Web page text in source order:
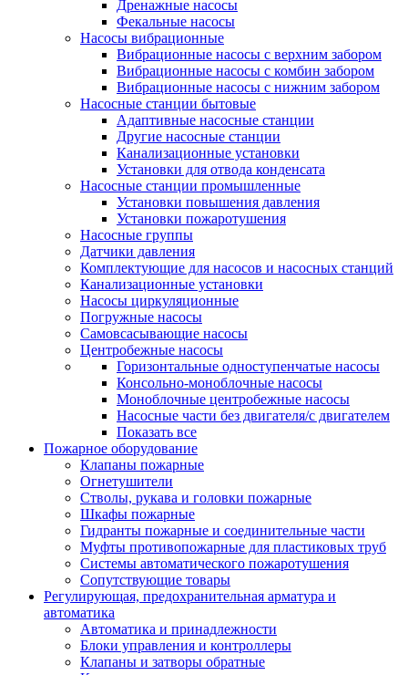
Дренажные насосы
Фекальные насосы
Насосы вибрационные
Вибрационные насосы с верхним забором
Вибрационные насосы с комбин забором
Вибрационные насосы с нижним забором
Насосные станции бытовые
Адаптивные насосные станции
Другие насосные станции
Канализационные установки
Установки для отвода конденсата
Насосные станции промышленные
Установки повышения давления
Установки пожаротушения
Насосные группы
Датчики давления
Комплектующие для насосов и насосных станций
Канализационные установки
Насосы циркуляционные
Погружные насосы
Самовсасывающие насосы
Центробежные насосы
Горизонтальные одноступенчатые насосы
Консольно-моноблочные насосы
Моноблочные центробежные насосы
Насосные части без двигателя/с двигателем
Показать все
Пожарное оборудование
Клапаны пожарные
Огнетушители
Стволы, рукава и головки пожарные
Шкафы пожарные
Гидранты пожарные и соединительные части
Муфты противопожарные для пластиковых труб
Системы автоматического пожаротушения
Сопутствующие товары
Регулирующая, предохранительная арматура и
автоматика
Автоматика и принадлежности
Блоки управления и контроллеры
Клапаны и затворы обратные